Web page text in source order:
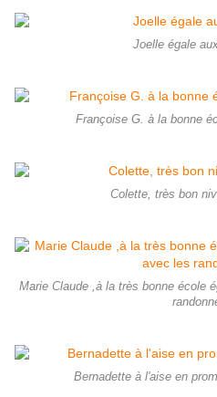
Joelle égale
Françoise G. à la bonne
Colette, très bon
Marie Claude ,à la très bonne école
Bernadette à l'aise en